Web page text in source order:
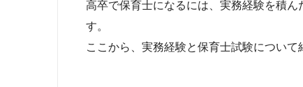
高卒で保育士になるには、実務経験を積
す。
ここから、実務経験と保育士試験について